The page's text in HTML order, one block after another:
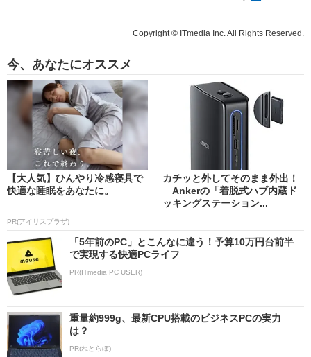
Copyright © ITmedia Inc. All Rights Reserved.
今、あなたにオススメ
【大人気】ひんやり冷感寝具で
快適な睡眠をあなたに。
PR(アイリスプラザ)
カチッと外してそのまま外出！
Ankerの「着脱式ハブ内蔵ド
ッキングステーション...
「5年前のPC」とこんなに違う！予算10万円台前半
で実現する快適PCライフ
PR(ITmedia PC USER)
重量約999g、最新CPU搭載のビジネスPCの実力
は？
PR(ねとらぼ)